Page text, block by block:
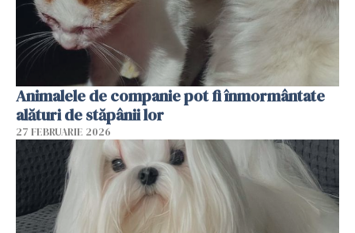
Animalele de companie pot fi înmormântate
alături de stăpânii lor
27 FEBRUARIE 2026